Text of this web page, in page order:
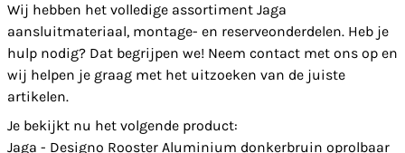
Wij hebben het volledige assortiment Jaga
aansluitmateriaal, montage- en reserveonderdelen. Heb je
hulp nodig? Dat begrijpen we! Neem contact met ons op en
wij helpen je graag met het uitzoeken van de juiste
artikelen.
Je bekijkt nu het volgende product:
Jaga - Designo Rooster Aluminium donkerbruin oprolbaar